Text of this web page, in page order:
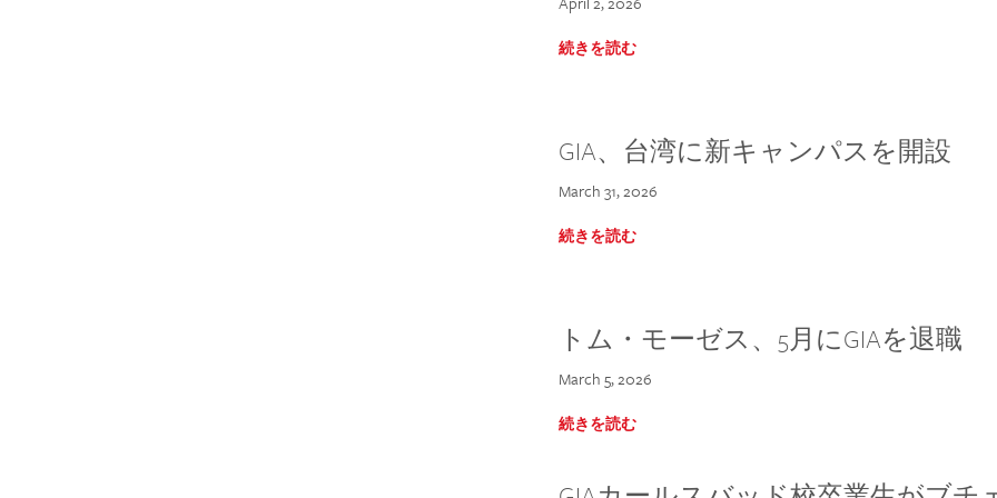
続きを読む
GIA、台湾に新キャンパスを開設
March 31, 2026
続きを読む
トム・モーゼス、5月にGIAを退職
March 5, 2026
続きを読む